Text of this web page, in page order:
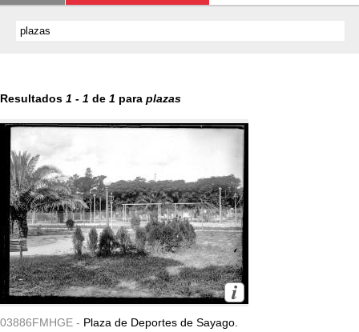
Resultados 1 - 1 de 1 para plazas
03886FMHGE - Plaza de Deportes de Sayago.